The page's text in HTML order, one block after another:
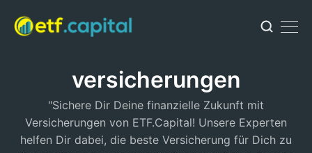
versicherungen
"Sichere Dir Deine finanzielle Zukunft mit
Versicherungen von ETF.Capital! Unsere Experten
helfen Dir dabei, die beste Versicherung für Dich zu